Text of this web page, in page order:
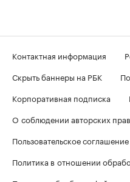
Контактная информация
Скрыть баннеры на РБК
Корпоративная подписка
О соблюдении авторских прав
Пользовательское соглашение
Политика в отношении